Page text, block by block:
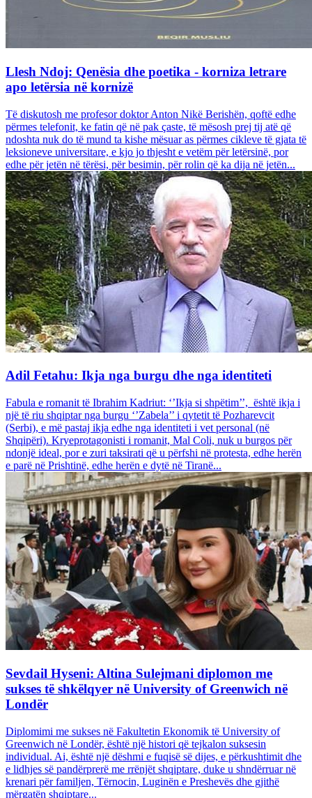
Llesh Ndoj: Qenësia dhe poetika - korniza letrare
apo letërsia në kornizë
Të diskutosh me profesor doktor Anton Nikë Berishën, qoftë edhe
përmes telefonit, ke fatin që në pak çaste, të mësosh prej tij atë që
ndoshta nuk do të mund ta kishe mësuar as përmes cikleve të gjata të
leksioneve universitare, e kjo jo thjesht e vetëm për letërsinë, por
edhe për jetën në tërësi, për besimin, për rolin që ka dija në jetën...
Adil Fetahu: Ikja nga burgu dhe nga identiteti
Fabula e romanit të Ibrahim Kadriut: ‘’Ikja si shpëtim’’, është ikja i
një të riu shqiptar nga burgu ‘’Zabela’’ i qytetit të Pozharevcit
(Serbi), e më pastaj ikja edhe nga identiteti i vet personal (në
Shqipëri). Kryeprotagonisti i romanit, Mal Coli, nuk u burgos për
ndonjë ideal, por e zuri taksirati që u përfshi në protesta, edhe herën
e parë në Prishtinë, edhe herën e dytë në Tiranë...
Sevdail Hyseni: Altina Sulejmani diplomon me
sukses të shkëlqyer në University of Greenwich në
Londër
Diplomimi me sukses në Fakultetin Ekonomik të University of
Greenwich në Londër, është një histori që tejkalon suksesin
individual. Ai, është një dëshmi e fuqisë së dijes, e përkushtimit dhe
e lidhjes së pandërprerë me rrënjët shqiptare, duke u shndërruar në
krenari për familjen, Tërnocin, Luginën e Preshevës dhe gjithë
mërgatën shqiptare...